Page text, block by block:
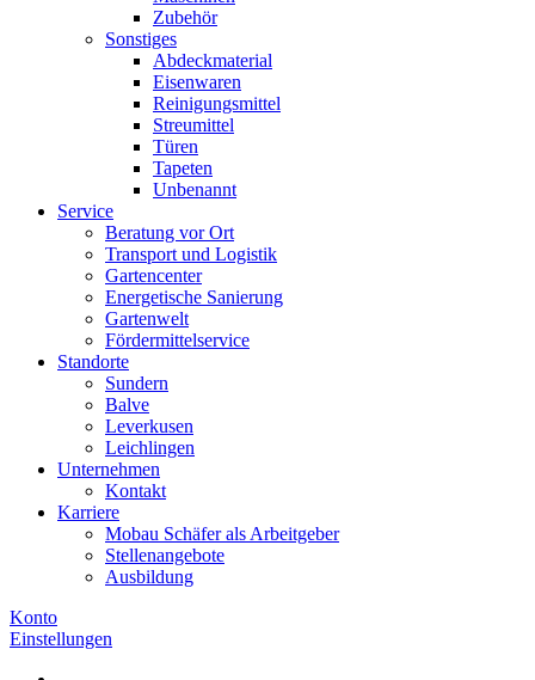
Zubehör
Sonstiges
Abdeckmaterial
Eisenwaren
Reinigungsmittel
Streumittel
Türen
Tapeten
Unbenannt
Service
Beratung vor Ort
Transport und Logistik
Gartencenter
Energetische Sanierung
Gartenwelt
Fördermittelservice
Standorte
Sundern
Balve
Leverkusen
Leichlingen
Unternehmen
Kontakt
Karriere
Mobau Schäfer als Arbeitgeber
Stellenangebote
Ausbildung
Konto
Einstellungen